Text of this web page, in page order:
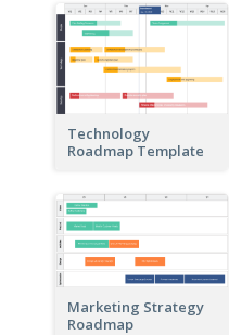
Technology
Roadmap Template
Marketing Strategy
Roadmap